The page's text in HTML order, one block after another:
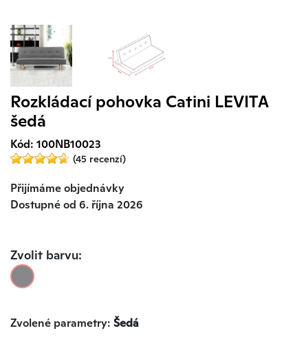
Rozkládací pohovka Catini LEVITA
šedá
Kód: 100NB10023
(45 recenzí)
Přijímáme objednávky
Dostupné od 6. října 2026
Zvolit barvu:
Zvolené parametry: Šedá